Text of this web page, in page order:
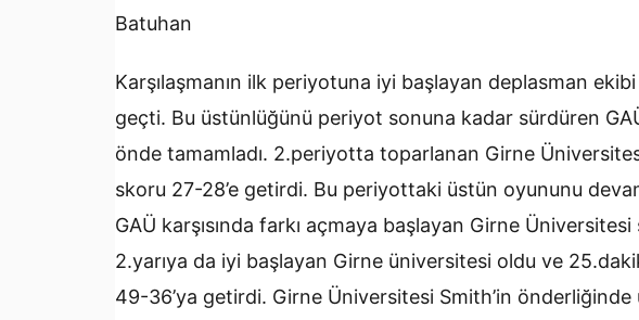
Batuhan
Karşılaşmanın ilk periyotuna iyi başlayan deplasman
geçti. Bu üstünlüğünü periyot sonuna kadar sürdüren
önde tamamladı. 2.periyotta toparlanan Girne
skoru 27-28’e getirdi. Bu periyottaki üstün oyununu
GAÜ karşısında farkı açmaya başlayan Girne
2.yarıya da iyi başlayan Girne üniversitesi oldu ve
49-36’ya getirdi. Girne Üniversitesi Smith’in